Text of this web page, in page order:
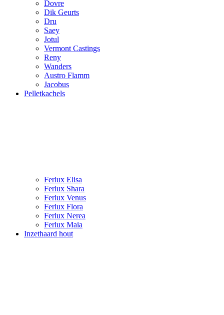
Dovre
Dik Geurts
Dru
Saey
Jotul
Vermont Castings
Reny
Wanders
Austro Flamm
Jacobus
Pelletkachels
Ferlux Elisa
Ferlux Shara
Ferlux Venus
Ferlux Flora
Ferlux Nerea
Ferlux Maia
Inzethaard hout